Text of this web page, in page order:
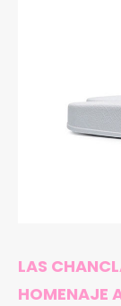
LAS
HOMENAJE